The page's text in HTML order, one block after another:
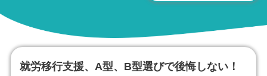
就労移行支援、A型、B型選びで後悔しない！